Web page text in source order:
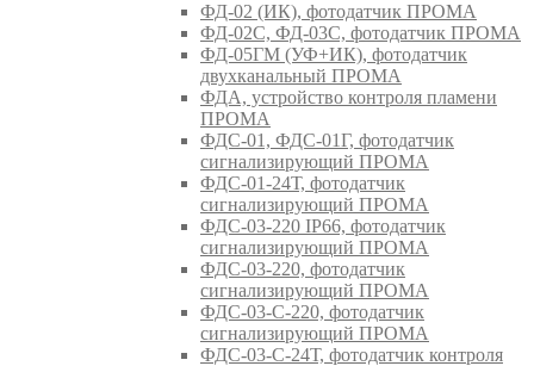
ФД-02 (ИК), фотодатчик ПРОМА
ФД-02С, ФД-03С, фотодатчик ПРОМА
ФД-05ГМ (УФ+ИК), фотодатчик
двухканальный ПРОМА
ФДА, устройство контроля пламени
ПРОМА
ФДС-01, ФДС-01Г, фотодатчик
сигнализирующий ПРОМА
ФДС-01-24Т, фотодатчик
сигнализирующий ПРОМА
ФДС-03-220 IP66, фотодатчик
сигнализирующий ПРОМА
ФДС-03-220, фотодатчик
сигнализирующий ПРОМА
ФДС-03-С-220, фотодатчик
сигнализирующий ПРОМА
ФДС-03-С-24Т, фотодатчик контроля